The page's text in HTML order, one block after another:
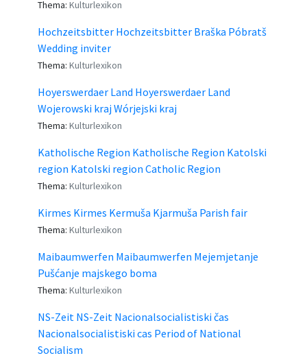
Thema: Kulturlexikon
Hochzeitsbitter Hochzeitsbitter Braška Póbratš
Wedding inviter
Thema: Kulturlexikon
Hoyerswerdaer Land Hoyerswerdaer Land
Wojerowski kraj Wórjejski kraj
Thema: Kulturlexikon
Katholische Region Katholische Region Katolski
region Katolski region Catholic Region
Thema: Kulturlexikon
Kirmes Kirmes Kermuša Kjarmuša Parish fair
Thema: Kulturlexikon
Maibaumwerfen Maibaumwerfen Mejemjetanje
Pušćanje majskego boma
Thema: Kulturlexikon
NS-Zeit NS-Zeit Nacionalsocialistiski čas
Nacionalsocialistiski cas Period of National
Socialism